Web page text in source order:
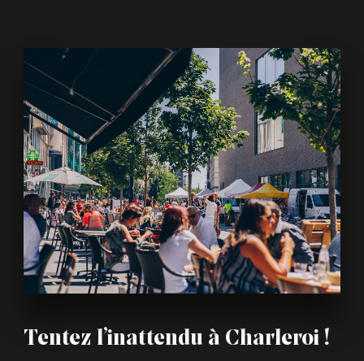
Tentez l’inattendu à Charleroi !